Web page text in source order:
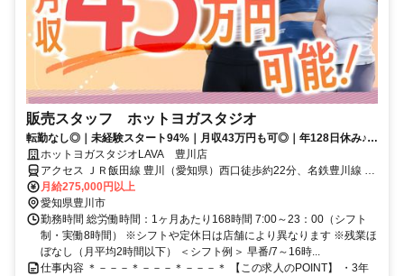
販売スタッフ ホットヨガスタジオ
転勤なし◎｜未経験スタート94%｜月収43万円も可◎｜年128日休み♪｜
残業は月平均2時間以下
ホットヨガスタジオLAVA 豊川店
アクセス ＪＲ飯田線 豊川（愛知県）西口徒歩約22分、名鉄豊川線 豊
川稲荷徒歩約23分、ＪＲ飯田線 三河一宮徒歩約26分 豊川駅東口徒歩
24分 ※自動車通勤可（規定あり）※従業員用駐車場あり
月給275,000円以上
愛知県豊川市
勤務時間 総労働時間：1ヶ月あたり168時間 7:00～23：00（シフト
制・実働8時間） ※シフトや定休日は店舗により異なります ※残業ほ
ぼなし（月平均2時間以下） ＜シフト例＞ 早番/7～16時...
仕事内容 ＊－－－＊－－－＊－－－＊ 【この求人のPOINT】 ・3年